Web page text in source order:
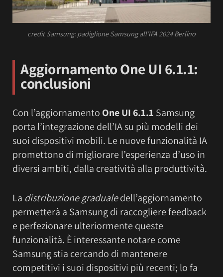
credit Samsung: padiglione Samsung all’IFA 2024 Berlino
Aggiornamento One UI 6.1.1:
conclusioni
Con l’aggiornamento One UI 6.1.1 Samsung
porta l’integrazione dell’IA su più modelli dei
suoi dispositivi mobili. Le nuove funzionalità IA
promettono di migliorare l’esperienza d’uso in
diversi ambiti, dalla creatività alla produttività.
La distribuzione gradualedell’aggiornamento
permetterà a Samsung di raccogliere feedback
e perfezionare ulteriormente queste
funzionalità. È interessante notare come
Samsung stia cercando di mantenere
competitivi i suoi dispositivi più recenti; lo fa